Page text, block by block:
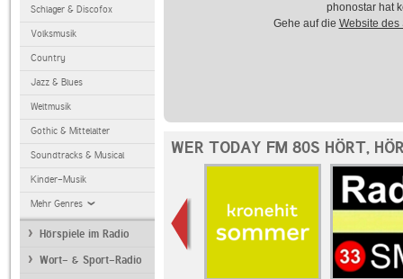
Schlager & Discofox
Volksmusik
Country
Jazz & Blues
Weltmusik
Gothic & Mittelalter
Soundtracks & Musical
Kinder-Musik
Mehr Genres
Hörspiele im Radio
Wort- & Sport-Radio
phonostar hat
Gehe auf die Website des
WER TODAY FM 80S HÖRT,